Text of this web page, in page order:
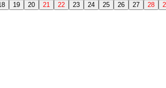
19 20 21 22 23 24 25 26 27 28